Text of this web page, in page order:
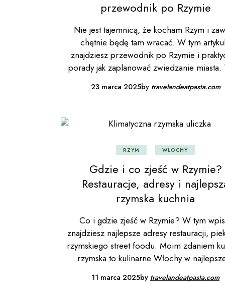
przewodnik po Rzymie
Nie jest tajemnicą, że kocham Rzym i
chętnie będę tam wracać. W tym
znajdziesz przewodnik po Rzymie i
porady jak zaplanować zwiedzanie
23 marca 2025by travelandeatpasta.com
RZYM WŁOCHY
Gdzie i co zjeść w Rzymie?
Restauracje, adresy i
rzymska kuchnia
Co i gdzie zjeść w Rzymie? W tym
znajdziesz najlepsze adresy restauracji,
rzymskiego street foodu. Moim zdaniem
rzymska to kulinarne Włochy w
11 marca 2025by travelandeatpasta.com